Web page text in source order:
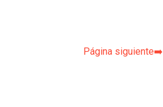
Página siguiente➡️